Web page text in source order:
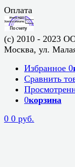
Оплата
(c) 2010 - 2023
Москва, ул.
Избранное 0
Сравнить
0корзина
0 0 руб.